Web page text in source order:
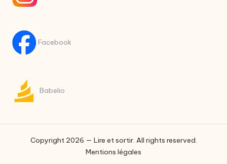
Facebook
Babelio
Copyright 2026 — Lire et sortir. All rights reserved.
Mentions légales